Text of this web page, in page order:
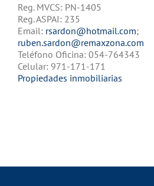
Reg. MVCS: PN-1405
Reg. ASPAI: 235
Email: rsardon@hotmail.com;
ruben.sardon@remaxzona.com
Teléfono Oficina: 054-764343
Celular: 971-171-171
Propiedades inmobiliarias